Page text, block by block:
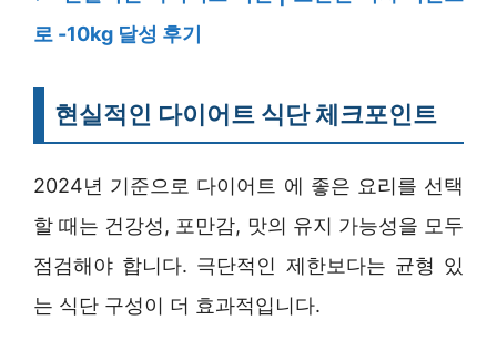
로 -10kg 달성 후기
현실적인 다이어트 식단 체크포인트
2024년 기준으로 다이어트 에 좋은 요리를 선택
할 때는 건강성, 포만감, 맛의 유지 가능성을 모두
점검해야 합니다. 극단적인 제한보다는 균형 있
는 식단 구성이 더 효과적입니다.